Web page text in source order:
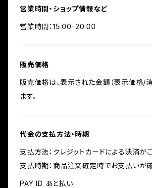
営業時間・ショップ情報など
営業時間：15:00-20:00
販売価格
販売価格は、表示された金額（表示価格/
ます。
代金の支払方法・時期
支払方法：クレジットカードによる決済が
支払時期：商品注文確定時でお支払いが確
PAY ID あと払い: